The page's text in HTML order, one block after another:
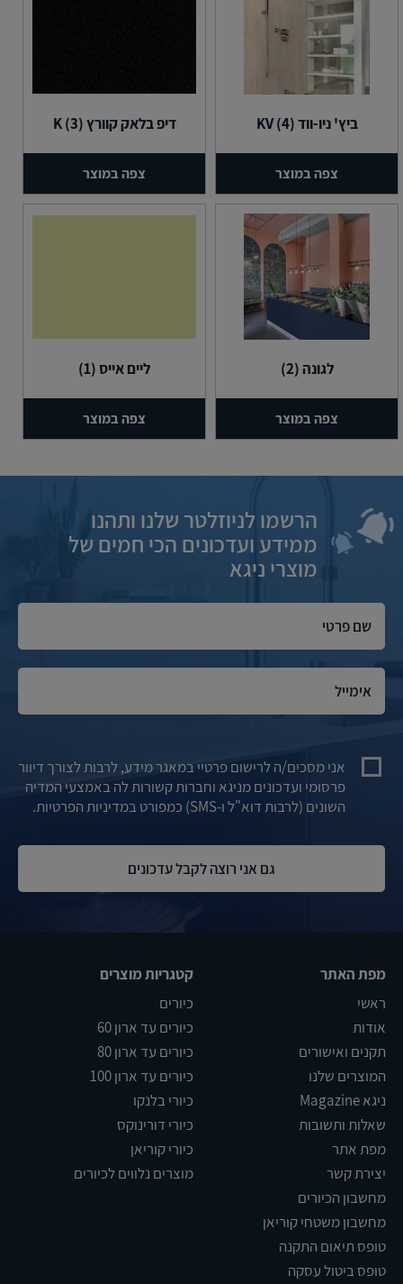
ביץ' ניו-ווד (4) KV
צפה במוצר
דיפ בלאק קוורץ (3) K
צפה במוצר
לגונה (2)
צפה במוצר
ליים אייס (1)
צפה במוצר
הרשמו לניוזלטר שלנו ותהנו
ממידע ועדכונים הכי חמים של
מוצרי ניגא
אני מסכים/ה לרישום פרטיי במאגר מידע, לרבות לצורך דיוור
פרסומי ועדכונים מניגא וחברות קשורות לה באמצעי המדיה
השונים (לרבות דוא"ל ו-SMS) כמפורט במדיניות הפרטיות.
מפת האתר
ראשי
אודות
תקנים ואישורים
המוצרים שלנו
ניגא Magazine
שאלות ותשובות
מפת אתר
יצירת קשר
מחשבון הכיורים
מחשבון משטחי קוריאן
טופס תיאום התקנה
טופס ביטול עסקה
קטגריות מוצרים
כיורים
כיורים עד ארון 60
כיורים עד ארון 80
כיורים עד ארון 100
כיורי בלנקו
כיורי דורינוקס
כיורי קוריאן
מוצרים נלווים לכיורים